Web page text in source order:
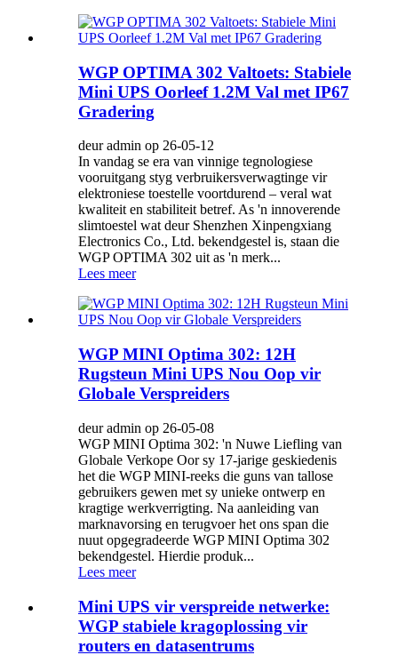
WGP OPTIMA 302 Valtoets: Stabiele
Mini UPS Oorleef 1.2M Val met IP67
Gradering
deur admin op 26-05-12
In vandag se era van vinnige tegnologiese
vooruitgang styg verbruikersverwagtinge vir
elektroniese toestelle voortdurend – veral wat
kwaliteit en stabiliteit betref. As 'n innoverende
slimtoestel wat deur Shenzhen Xinpengxiang
Electronics Co., Ltd. bekendgestel is, staan ​​die
WGP OPTIMA 302 uit as 'n merk...
Lees meer
WGP MINI Optima 302: 12H
Rugsteun Mini UPS Nou Oop vir
Globale Verspreiders
deur admin op 26-05-08
WGP MINI Optima 302: 'n Nuwe Liefling van
Globale Verkope Oor sy 17-jarige geskiedenis
het die WGP MINI-reeks die guns van tallose
gebruikers gewen met sy unieke ontwerp en
kragtige werkverrigting. Na aanleiding van
marknavorsing en terugvoer het ons span die
nuut opgegradeerde WGP MINI Optima 302
bekendgestel. Hierdie produk...
Lees meer
Mini UPS vir verspreide netwerke:
WGP stabiele kragoplossing vir
routers en datasentrums